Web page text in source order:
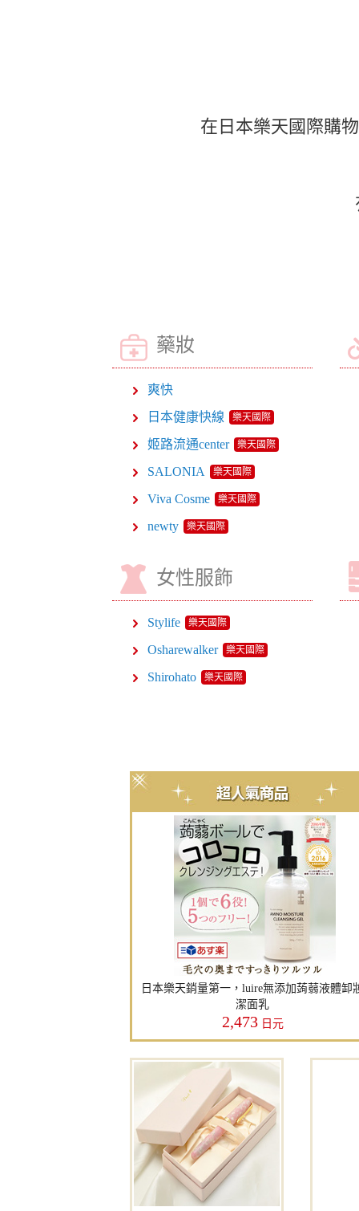
在日本樂天國際購
藥妝
爽快
日本健康快線
樂天國際
姬路流通center 樂天國際
SALONIA 樂天國際
Viva Cosme 樂天國際
newty 樂天國際
女性服飾
Stylife 樂天國際
Osharewalker 樂天國際
Shirohato 樂天國際
日本樂天銷量第一，luire無添加蒟蒻液體卸
潔面乳
2,473 日元